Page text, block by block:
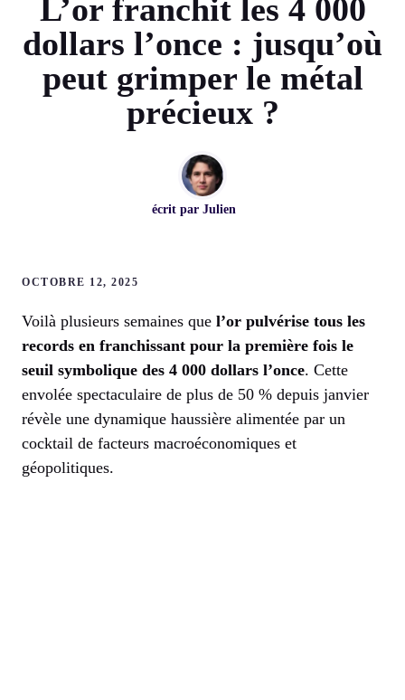
L’or franchit les 4 000
dollars l’once : jusqu’où
peut grimper le métal
précieux ?
écrit par Julien
OCTOBRE 12, 2025
Voilà plusieurs semaines que l’or pulvérise tous les
records en franchissant pour la première fois le
seuil symbolique des 4 000 dollars l’once. Cette
envolée spectaculaire de plus de 50 % depuis janvier
révèle une dynamique haussière alimentée par un
cocktail de facteurs macroéconomiques et
géopolitiques.